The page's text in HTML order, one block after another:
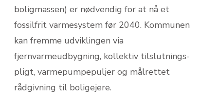
boligmassen) er nødvendig for at nå et
fossilfrit varmesystem før 2040. Kommunen
kan fremme udviklingen via
fjernvarmeudbygning, kollektiv tilslutnings­
pligt, varmepumpepuljer og målrettet
rådgivning til boligejere.